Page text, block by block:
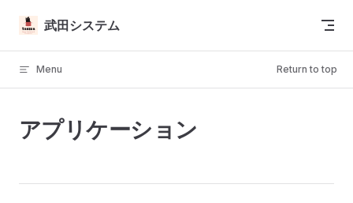
Skip to content
武田システム
Menu Return to top
アプリケーション